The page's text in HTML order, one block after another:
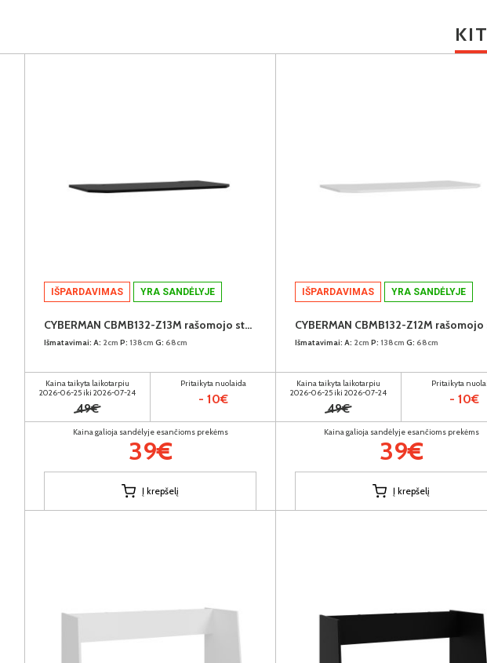
IŠPARDAVIMAS YRA SANDĖLYJE
CYBERMAN CBMB132-Z13M rašomojo stalo stalviršis
Išmatavimai: A: 2cm P: 138cm G: 68cm
Kaina taikyta laikotarpiu
2026-06-25 iki 2026-07-24
49€
Pritaikyta nuolaida
- 10€
Kaina galioja sandėlyje esančioms prekėms
39€
Į krepšelį
IŠPARDAVIMAS YRA SANDĖLYJE
Išmatavimai: A: 2cm P: 138cm G: 68cm
Kaina taikyta laikotarpiu
2026-06-25 iki 2026-07-24
49€
Pritaikyta
- 10€
Kaina galioja sandėlyje esančioms prekėms
39€
Į krepšelį